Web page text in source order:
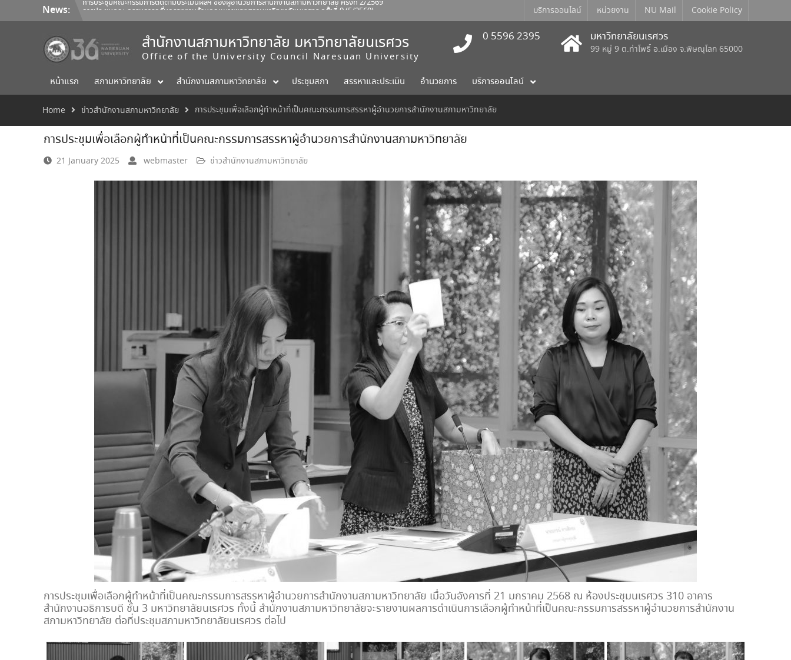
content
News: การประชุมคณะกรรมการกลั่นกรองงานด้านกฎหมายของสภามหาวิทยาลัยนเรศวร ครั้งที่ 9 (5/2569)
การประชุมคณะกรรมการติดตามประเมินผลฯ ของผู้อำนวยการสำนักงานสภามหาวิทยาลัย ครั้งที่ 2/2569
บริการออนไลน์ หน่วยงาน NU Mail Cookie Policy
สำนักงานสภามหาวิทยาลัย มหาวิทยาลัยนเรศวร
Office of the University Council Naresuan University
0 5596 2395 มหาวิทยาลัยนเรศวร
99 หมู่ 9 ต.ท่าโพธิ์ อ.เมือง จ.พิษณุโลก 65000
หน้าแรก สภามหาวิทยาลัย สำนักงานสภามหาวิทยาลัย ประชุมสภา สรรหาและประเมิน อำนวยการ บริการออนไลน์
Home ข่าวสำนักงานสภามหาวิทยาลัย การประชุมเพื่อเลือกผู้ทำหน้าที่เป็นคณะกรรมการสรรหาผู้อำนวยการสำนักงานสภามหาวิทยาลัย
การประชุมเพื่อเลือกผู้ทำหน้าที่เป็นคณะกรรมการสรรหาผู้อำนวยการสำนักงานสภามหาวิทยาลัย
21 January 2025 webmaster ข่าวสำนักงานสภามหาวิทยาลัย
การประชุมเพื่อเลือกผู้ทำหน้าที่เป็นคณะกรรมการสรรหาผู้อำนวยการสำนักงานสภามหาวิทยาลัย เมื่อวันอังคารที่ 21 มกราคม 2568 ณ ห้องประชุมนเรศวร 310 อาคาร
สำนักงานอธิการบดี ชั้น 3 มหาวิทยาลัยนเรศวร ทั้งนี้ สำนักงานสภามหาวิทยาลัยจะรายงานผลการดำเนินการเลือกผู้ทำหน้าที่เป็นคณะกรรมการสรรหาผู้อำนวยการสำนักงาน
สภามหาวิทยาลัย ต่อที่ประชุมสภามหาวิทยาลัยนเรศวร ต่อไป